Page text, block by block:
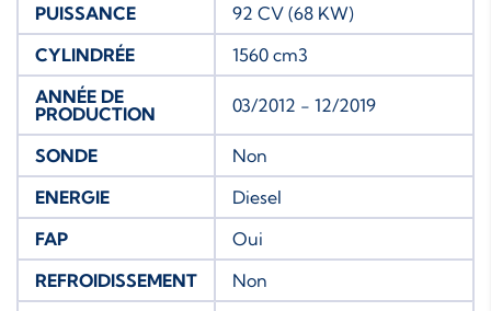
PUISSANCE
92 CV (68 KW)
CYLINDRÉE
1560 cm3
ANNÉE DE
PRODUCTION
03/2012 - 12/2019
SONDE
Non
ENERGIE
Diesel
FAP
Oui
REFROIDISSEMENT
Non